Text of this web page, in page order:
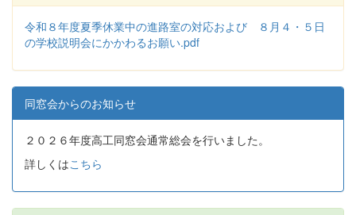
令和８年度夏季休業中の進路室の対応および ８月４・５日
の学校説明会にかかわるお願い.pdf
同窓会からのお知らせ
２０２６年度高工同窓会通常総会を行いました。
詳しくはこちら